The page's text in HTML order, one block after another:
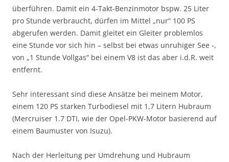
überführen. Damit ein 4-Takt-Benzinmotor bspw. 25 Liter
pro Stunde verbraucht, dürfen im Mittel „nur“ 100 PS
abgerufen werden. Damit gleitet ein Gleiter problemlos
eine Stunde vor sich hin – selbst bei etwas unruhiger See -,
von „1 Stunde Vollgas“ bei einem V8 ist das aber i.d.R. weit
entfernt.
Sehr interessant sind diese Ansätze bei meinem Motor,
einem 120 PS starken Turbodiesel mit 1,7 Litern Hubraum
(Mercruiser 1.7 DTI, wie der Opel-PKW-Motor basierend auf
einem Baumuster von Isuzu).
Nach der Herleitung per Umdrehung und Hubraum